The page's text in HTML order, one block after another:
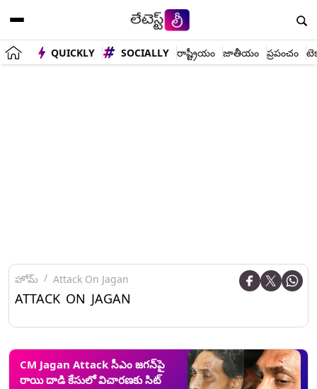
QUICKLY SOCIALLY రాష్ట్రీయం జాతీయం ప్రపంచం
హోమ్ Attack On Jagan
ATTACK ON JAGAN
CM Jagan Attack సీఎం జగన్‌పై
రాయి దాడి కేసులో విచారణకు సిట్‌